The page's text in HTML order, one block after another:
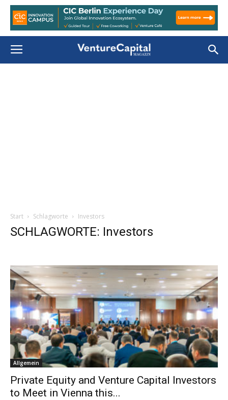
Start Schlagworte Investors
SCHLAGWORTE: Investors
Allgemein
Private Equity and Venture Capital Investors
to Meet in Vienna this...